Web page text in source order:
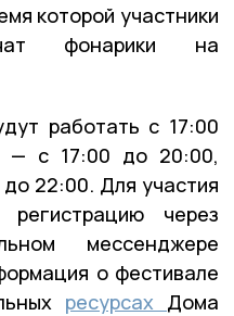
которой участники
фонарики на
работать с 17:00
— с 17:00 до 20:00,
22:00. Для участия
регистрацию через
мессенджере
о фестивале
ресурсах Дома